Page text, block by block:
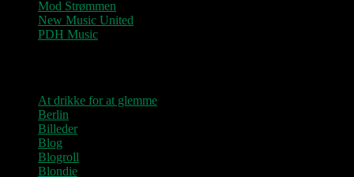
Mod Strømmen
New Music United
PDH Music
At drikke for at glemme
Berlin
Billeder
Blog
Blogroll
Blondie